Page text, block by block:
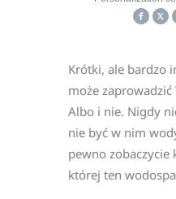
Krótki, ale bardzo
może
Albo i nie. Nigdy
nie być w nim
pewno zobaczycie
której ten